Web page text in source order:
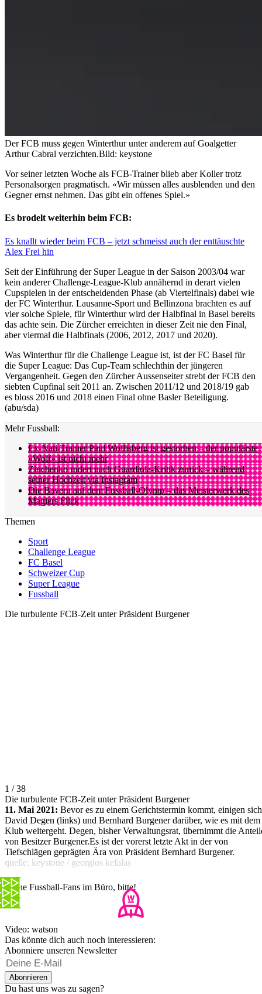
Der FCB muss gegen Winterthur unter anderem auf Goalgetter
Arthur Cabral verzichten.Bild: keystone
Vor seiner letzten Woche als FCB-Trainer blieb aber Koller trotz
Personalsorgen pragmatisch. «Wir müssen alles ausblenden und den
Gegner ernst nehmen. Das gibt ein offenes Spiel.»
Es brodelt weiterhin beim FCB:
Es knallt wieder beim FCB – jetzt schmeisst auch der enttäuschte
Alex Frei hin
Seit der Einführung der Super League in der Saison 2003/04 war
kein anderer Challenge-League-Klub annähernd in derart vielen
Cupspielen in der entscheidenden Phase (ab Viertelfinals) dabei wie
der FC Winterthur. Lausanne-Sport und Bellinzona brachten es auf
vier solche Spiele, für Winterthur wird der Halbfinal in Basel bereits
das achte sein. Die Zürcher erreichten in dieser Zeit nie den Final,
aber viermal die Halbfinals (2006, 2012, 2017 und 2020).
Was Winterthur für die Challenge League ist, ist der FC Basel für
die Super League: Das Cup-Team schlechthin der jüngeren
Vergangenheit. Gegen den Zürcher Aussenseiter strebt der FCB den
siebten Cupfinal seit 2011 an. Zwischen 2011/12 und 2018/19 gab
es bloss 2016 und 2018 einen Final ohne Basler Beteiligung.
(abu/sda)
Mehr Fussball:
Ex-Nati-Trainer Paul Wolfisberg ist gestorben – der populärste
«Wolf» ist nicht mehr
Zinchenko rudert nach Guardiola-Kritik zurück – während
seiner Hochzeit via Instagram
Die Bayern auf dem Fussball-Olymp – das Meisterwerk des
Magiers Flick
Themen
Sport
Challenge League
FC Basel
Schweizer Cup
Super League
Fussball
Die turbulente FCB-Zeit unter Präsident Burgener
1 / 38
Die turbulente FCB-Zeit unter Präsident Burgener
11. Mai 2021: Bevor es zu einem Gerichtstermin kommt, einigen sich
David Degen (links) und Bernhard Burgener darüber, wie es mit dem
Klub weitergeht. Degen, bisher Verwaltungsrat, übernimmt die
von Besitzer Burgener.Es ist der vorerst letzte Akt in der von
Tiefschlägen geprägten Ära von Präsident Bernhard Burgener.
quelle: keystone / georgios kefalas
Keine Fussball-Fans im Büro, bitte!
Video: watson
Das könnte dich auch noch interessieren:
Abonniere unseren Newsletter
Abonnieren
Du hast uns was zu sagen?